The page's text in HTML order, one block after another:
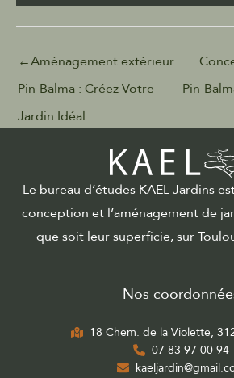
←Aménagement extérieur
Pin-Balma : Créez Votre
Jardin Idéal
Pin-
Le bureau d’études KAEL Jardins
conception et l’aménagement de
que soit leur superficie, sur
Nos
18 Chem. de la Violette,
07 83 97 00 94